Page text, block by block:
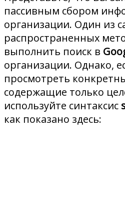
пассивным сбором
организации. Один из
распространенных
выполнить поиск в
организации. Однако,
просмотреть
содержащие только
используйте синтаксис
как показано здесь: